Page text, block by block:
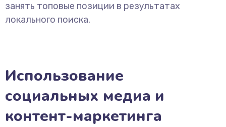
занять топовые позиции в результатах
локального поиска.
Использование
социальных медиа и
контент-маркетинга